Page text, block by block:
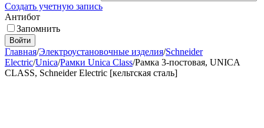
Создать учетную запись
Антибот
Запомнить
Войти
Главная/Электроустановочные изделия/Schneider
Electric/Unica/Рамки Unica Class/Рамка 3-постовая, UNICA
CLASS, Schneider Electric [кельтская сталь]